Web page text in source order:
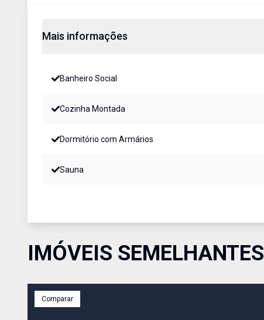
Mais informações
Banheiro Social
Cozinha Montada
Dormitório com Armários
Sauna
IMÓVEIS SEMELHANTES
Comparar